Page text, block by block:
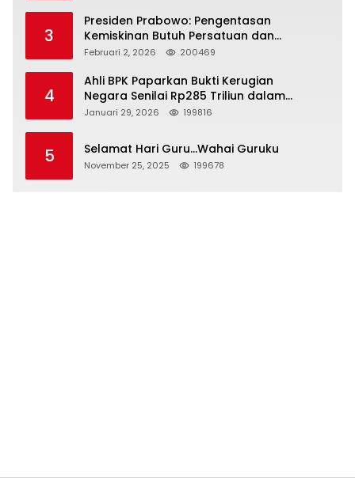
3
Presiden Prabowo: Pengentasan
Kemiskinan Butuh Persatuan dan
Kepemimpinan yang Bertanggung Jawab
Februari 2, 2026 200469
4
Ahli BPK Paparkan Bukti Kerugian
Negara Senilai Rp285 Triliun dalam
Persidangan Korupsi PT Pertamina
Januari 29, 2026 199816
5 Selamat Hari Guru…Wahai Guruku
November 25, 2025 199678